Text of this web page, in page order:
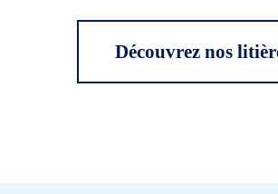
Découvrez nos